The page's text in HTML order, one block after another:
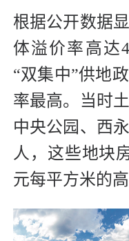
根据公开数据
体溢价率高达
“双集中”供地
率最高。当时
中央公园、西
人，这些地块
元每平方米的高